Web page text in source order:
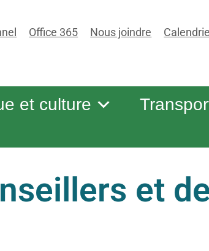
Office 365 Nous joindre
et culture
et